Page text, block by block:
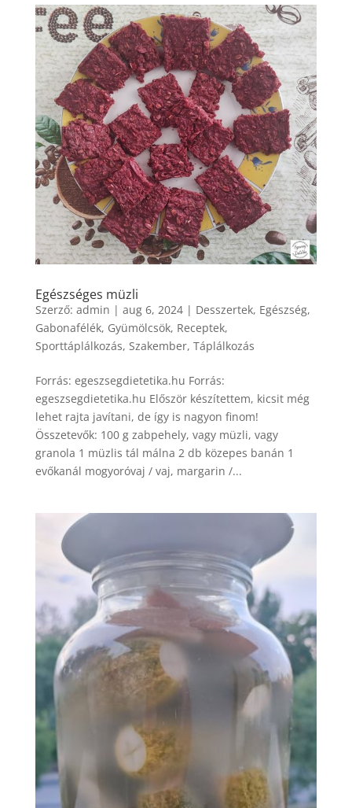
Egészséges müzli
Szerző: admin | aug 6, 2024| Desszertek, Egészség,
Gabonafélék, Gyümölcsök, Receptek,
Sporttáplálkozás, Szakember, Táplálkozás
Forrás: egeszsegdietetika.hu Forrás:
egeszsegdietetika.hu Először készítettem, kicsit még
lehet rajta javítani, de így is nagyon finom!
Összetevők: 100 g zabpehely, vagy müzli, vagy
granola 1 müzlis tál málna 2 db közepes banán 1
evőkanál mogyoróvaj / vaj, margarin /...